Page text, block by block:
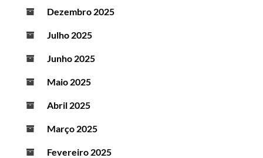
Dezembro 2025
Julho 2025
Junho 2025
Maio 2025
Abril 2025
Março 2025
Fevereiro 2025